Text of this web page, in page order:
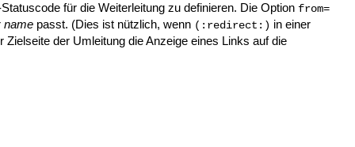
für die Weiterleitung zu definieren. Die Option from=
name passt. (Dies ist nützlich, wenn (:redirect:) in einer
Zielseite der Umleitung die Anzeige eines Links auf die